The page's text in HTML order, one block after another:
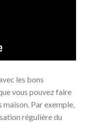
les bons
vous pouvez faire
maison. Par exemple,
régulière du